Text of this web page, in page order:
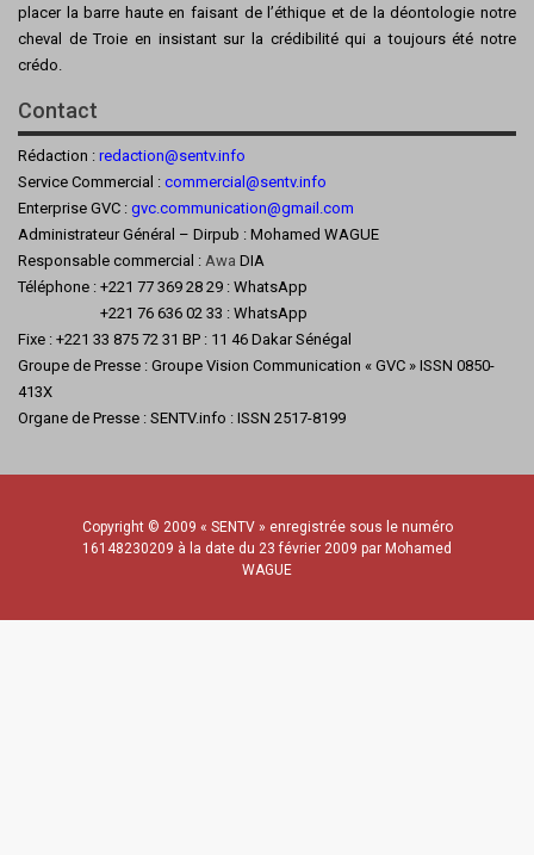
placer la barre haute en faisant de l’éthique et de la déontologie notre
cheval de Troie en insistant sur la crédibilité qui a toujours été notre
crédo.
Contact
Rédaction : redaction@sentv.info
Service Commercial : commercial@sentv.info
Enterprise GVC : gvc.communication@gmail.com
Administrateur Général – Dirpub : Mohamed WAGUE
Responsable commercial : Awa DIA
Téléphone : +221 77 369 28 29 : WhatsApp
+221 76 636 02 33 : WhatsApp
Fixe : +221 33 875 72 31 BP : 11 46 Dakar Sénégal
Groupe de Presse : Groupe Vision Communication « GVC » ISSN 0850-
413X
Organe de Presse : SENTV.info : ISSN 2517-8199
Copyright © 2009 « SENTV » enregistrée sous le numéro
16148230209 à la date du 23 février 2009 par Mohamed
WAGUE